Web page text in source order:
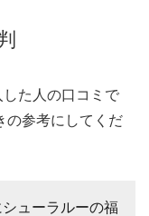
た人の口コミで
の参考にしてくだ
ューラルーの福